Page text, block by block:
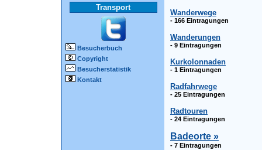
Transport
Besucherbuch
Copyright
Besucherstatistik
Kontakt
Wanderwege
- 166 Eintragungen
Wanderungen
- 9 Eintragungen
Kurkolonnaden
- 1 Eintragungen
Radfahrwege
- 25 Eintragungen
Radtouren
- 24 Eintragungen
Badeorte »
- 7 Eintragungen